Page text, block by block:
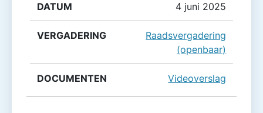
4 juni 2025
Raadsvergadering
(openbaar)
Videoverslag